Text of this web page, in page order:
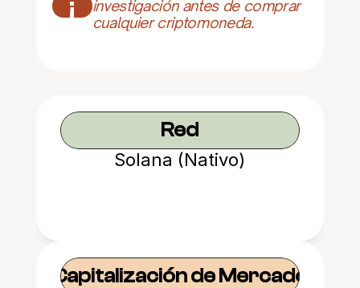
¡
investigación antes de comprar
cualquier criptomoneda.
Red
Solana (Nativo)
Capitalización de Mercado